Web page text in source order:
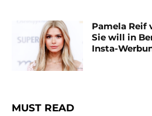
Pamela Reif
Sie will in
Insta-
MUST READ